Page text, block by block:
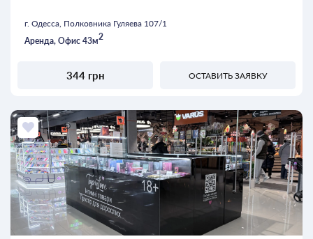
г. Одесса, Полковника Гуляева 107/1
Аренда, Офис 43м2
344 грн ОСТАВИТЬ ЗАЯВКУ